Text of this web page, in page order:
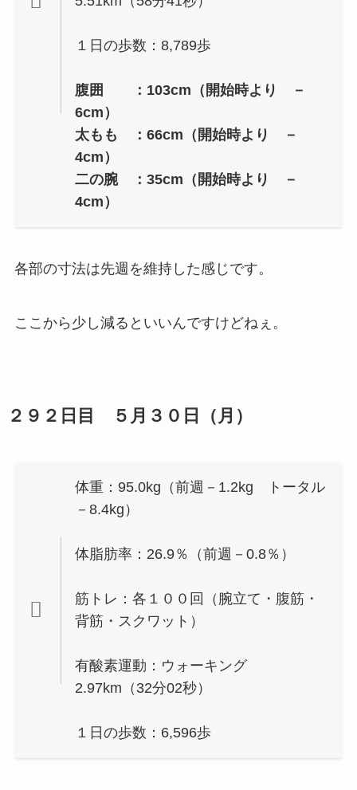
１日の歩数：8,789歩
腹囲 ：103cm（開始時より －
6cm）
太もも ：66cm（開始時より －
4cm）
二の腕 ：35cm（開始時より －
4cm）
各部の寸法は先週を維持した感じです。
ここから少し減るといいんですけどねぇ。
２９２日目 ５月３０日（月）
体重：95.0kg（前週－1.2kg トータル
－8.4kg）
体脂肪率：26.9％（前週－0.8％）
筋トレ：各１００回（腕立て・腹筋・
背筋・スクワット）
有酸素運動：ウォーキング
2.97km（32分02秒）
１日の歩数：6,596歩